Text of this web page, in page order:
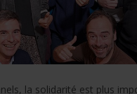
la solidarité est plus